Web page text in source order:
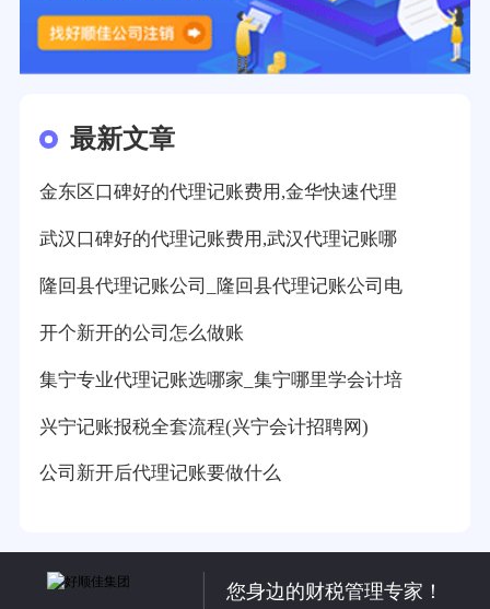
最新文章
金东区口碑好的代理记账费用,金华快速代理
武汉口碑好的代理记账费用,武汉代理记账哪
隆回县代理记账公司_隆回县代理记账公司电
开个新开的公司怎么做账
集宁专业代理记账选哪家_集宁哪里学会计培
兴宁记账报税全套流程(兴宁会计招聘网)
公司新开后代理记账要做什么
您身边的财税管理专家！